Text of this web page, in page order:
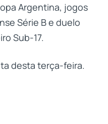
Argentina, jogos
Série B e duelo
Sub-17.
desta terça-feira.